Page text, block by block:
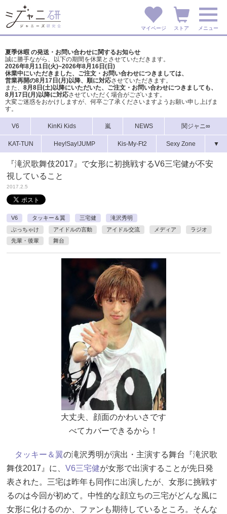
マイページ ストア メニュー
夏季休暇 の発送・お問い合わせに関するお知らせ
誠に勝手ながら、以下の期間を休業とさせていただきます。
2026年8月11日(火)~2026年8月16日(日)
休業中にいただきました、ご注文・お問い合わせにつきましては、
営業再開の8月17日(月)以降、順に対応させていただきます。
また、 8月8日(土)以降にいただいた、ご注文・ お問い合わせにつきましても、
8月17日(月)以降に対応させていただく場合がございます。
大変ご迷惑をおかけしますが、 何卒ご了承くださいますようお願い申し上げま
す。
V6 KinKi Kids 嵐 NEWS 関ジャニ∞
KAT-TUN Hey!Say!JUMP Kis-My-Ft2 Sexy Zone ▼
『滝沢歌舞伎2017』で女形に初挑戦するV6三宅健が不安
視していること
2017.2.5
V6 タッキー＆翼 三宅健
滝沢秀明
ぶっちゃけ
アイドルの言動 アイドル交流 メディア
ラジオ
先輩・後輩
舞台
大丈夫、顔面のかわいさです
べてカバーできるから！
タッキー＆翼の滝沢秀明が演出・主演する舞台『滝沢歌
舞伎2017』に、 V6三宅健が女形で出演することが先日発
表された。三宅は昨年も同作に出演したが、女形に挑戦す
るのは今回が初めて。中性的な顔立ちの三宅がどんな風に
女形に化けるのか、ファンも期待しているところ。そんな